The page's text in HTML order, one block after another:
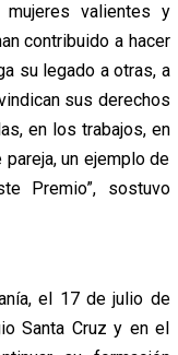
valientes y
contribuido a hacer
su legado a otras, a
sus derechos
en los trabajos, en
un ejemplo de
Premio”, sostuvo
el 17 de julio de
Santa Cruz y en el